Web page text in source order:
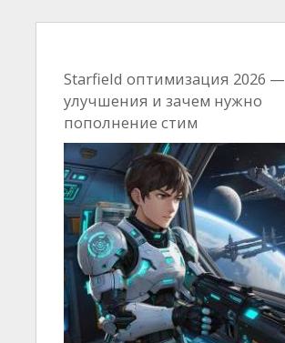
Starfield оптимизация 2026 —
улучшения и зачем нужно
пополнение стим